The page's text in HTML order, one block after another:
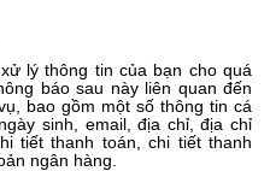
lý thông tin của bạn cho quá
báo sau này liên quan đến
bao gồm một số thông tin cá
sinh, email, địa chỉ, địa chỉ
tiết thanh toán, chi tiết thanh
ngân hàng.